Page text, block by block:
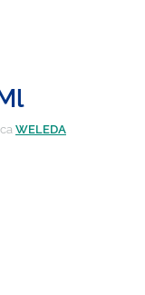
WELEDA